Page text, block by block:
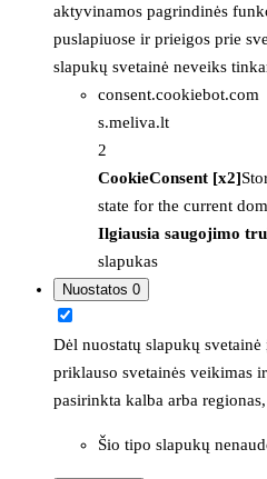
aktyvinamos pagrindinės
puslapiuose ir prieigos prie
slapukų svetainė neveiks
consent.cookiebot.com
s.meliva.lt
2
CookieConsent [x2]
state for the current
Ilgiausia saugojimo
slapukas
Nuostatos 0
Dėl nuostatų slapukų
priklauso svetainės veikimas
pasirinkta kalba arba
Šio tipo slapukų